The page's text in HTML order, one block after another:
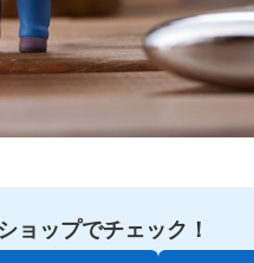
ョップでチェック！